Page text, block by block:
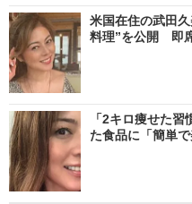
米国在住の武田
料理”を公開 即
「2キロ痩せた
た食品に「簡単